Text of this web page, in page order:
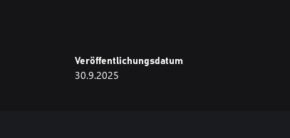
Veröffentlichungsdatum
30.9.2025